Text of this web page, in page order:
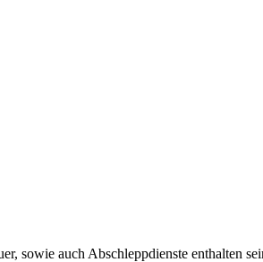
sowie auch Abschleppdienste enthalten